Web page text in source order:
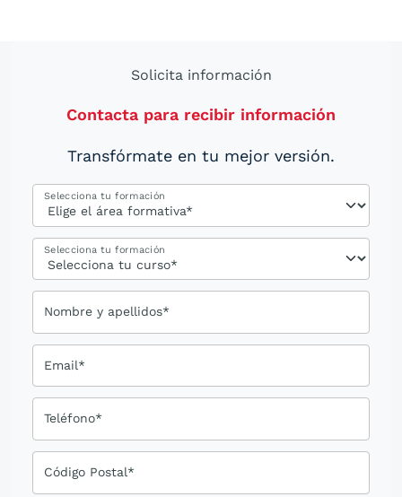
Solicita información
Contacta para recibir información
Transfórmate en tu mejor versión.
Selecciona tu formación
Selecciona tu formación
Nombre y apellidos*
Email*
Teléfono*
Código Postal*